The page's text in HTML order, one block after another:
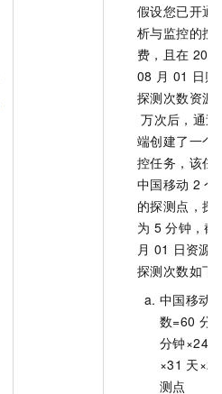
假设您已开通
析与监控的按
费，且在
08 月 01 日
探测次数资源
万次后，通
端创建了一个
控任务，该任
中国移动 2 个
的探测点，探
为 5 分钟，截
月 01 日资源
探测次数如下
中国移动
数=60 分
分钟×24
×31 天×2
测点